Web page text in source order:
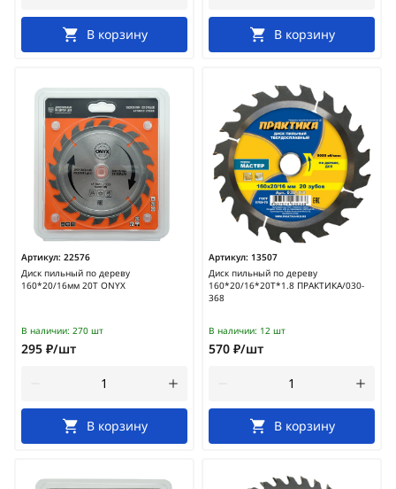
В корзину В корзину
Артикул: 22576
Диск пильный по дереву
160*20/16мм 20T ONYX
В наличии: 270 шт
295 ₽/шт
В корзину
Артикул: 13507
Диск пильный по дереву
160*20/16*20Т*1.8 ПРАКТИКА/030-
368
В наличии: 12 шт
570 ₽/шт
В корзину